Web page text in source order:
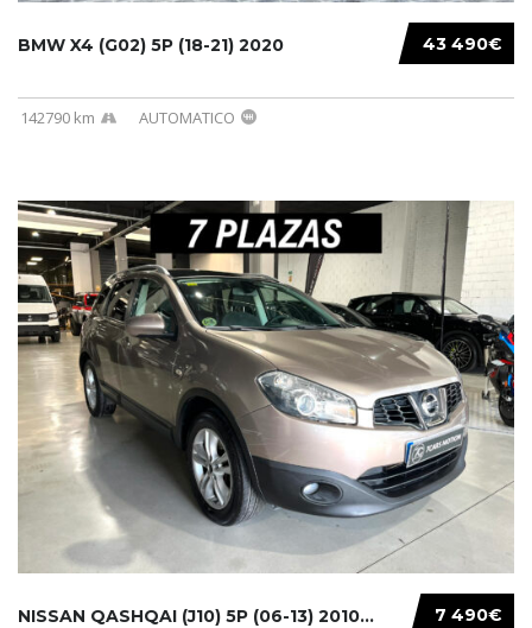
43 490€
BMW X4 (G02) 5P (18-21) 2020
142790 km AUTOMATICO
7 490€
NISSAN QASHQAI (J10) 5P (06-13) 2010...